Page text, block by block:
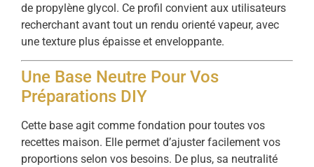
de propylène glycol. Ce profil convient aux utilisateurs
recherchant avant tout un rendu orienté vapeur, avec
une texture plus épaisse et enveloppante.
Une Base Neutre Pour Vos
Préparations DIY
Cette base agit comme fondation pour toutes vos
recettes maison. Elle permet d’ajuster facilement vos
proportions selon vos besoins. De plus, sa neutralité